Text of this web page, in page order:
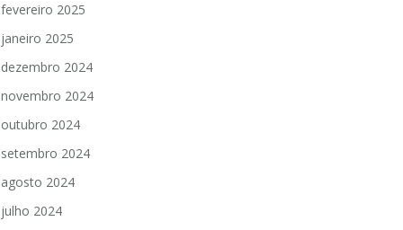
fevereiro 2025
janeiro 2025
dezembro 2024
novembro 2024
outubro 2024
setembro 2024
agosto 2024
julho 2024